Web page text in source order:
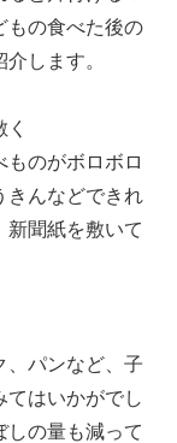
もの食べた後の
します。
のがボロボロ
きんなどできれ
新聞紙を敷いて
、パンなど、子
てはいかがでし
しの量も減って